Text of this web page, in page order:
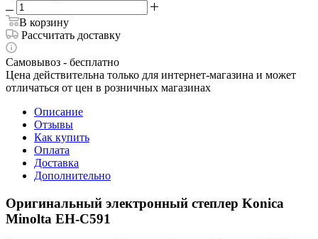
В корзину
Рассчитать доставку
Самовывоз - бесплатно
Цена действительна только для интернет-магазина и может
отличаться от цен в розничных магазинах
Описание
Отзывы
Как купить
Оплата
Доставка
Дополнительно
Оригинальный электронный степлер Konica
Minolta EH-C591